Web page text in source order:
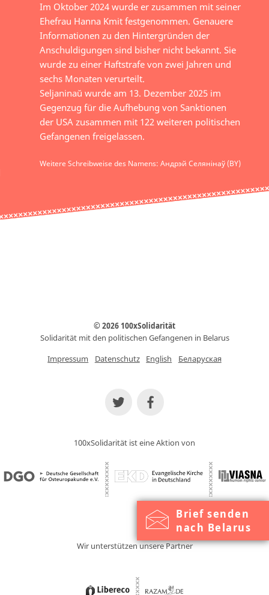
Brief senden
nach Belarus
Im Oktober 2024 wurde er zusammen mit seiner
Ehefrau Hanna Kmit festgenommen. Genauere
Informationen zu den Hintergründen der
Anschuldigungen sind bisher nicht bekannt. Sie
wurde zu einer Haftstrafe von zwei Jahren und
sechs Monaten verurteilt.
Seljaninaŭ wurde am 13. Dezember 2025 im
Gegenzug für die Aufhebung von Sanktionen
der USA zusammen mit 122 weiteren politischen
Gefangenen freigelassen.
Weitere Schreibweise des Namens: Андрэй Селянінаў (BY)
© 2026 100xSolidarität
Solidarität mit den politischen Gefangenen in Belarus
Impressum
Datenschutz English Беларуская
100xSolidarität ist eine Aktion von
Wir unterstützen unsere Partner